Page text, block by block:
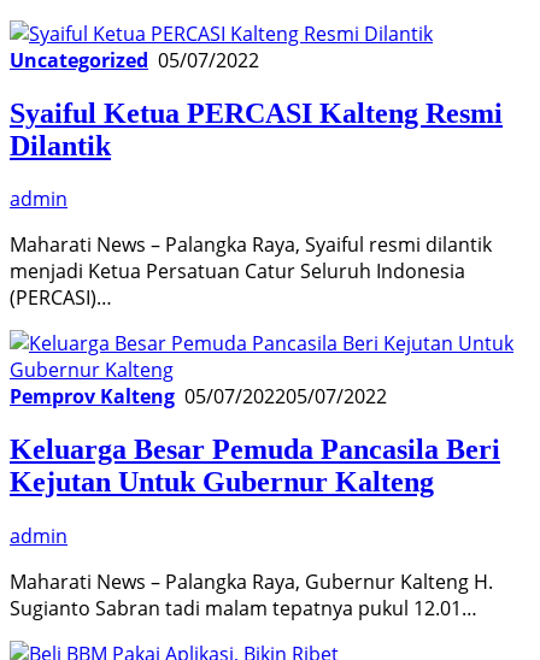
Uncategorized 05/07/2022
Syaiful Ketua PERCASI Kalteng Resmi
Dilantik
admin
Maharati News – Palangka Raya, Syaiful resmi dilantik
menjadi Ketua Persatuan Catur Seluruh Indonesia
(PERCASI)…
Pemprov Kalteng 05/07/202205/07/2022
Keluarga Besar Pemuda Pancasila Beri
Kejutan Untuk Gubernur Kalteng
admin
Maharati News – Palangka Raya, Gubernur Kalteng H.
Sugianto Sabran tadi malam tepatnya pukul 12.01…